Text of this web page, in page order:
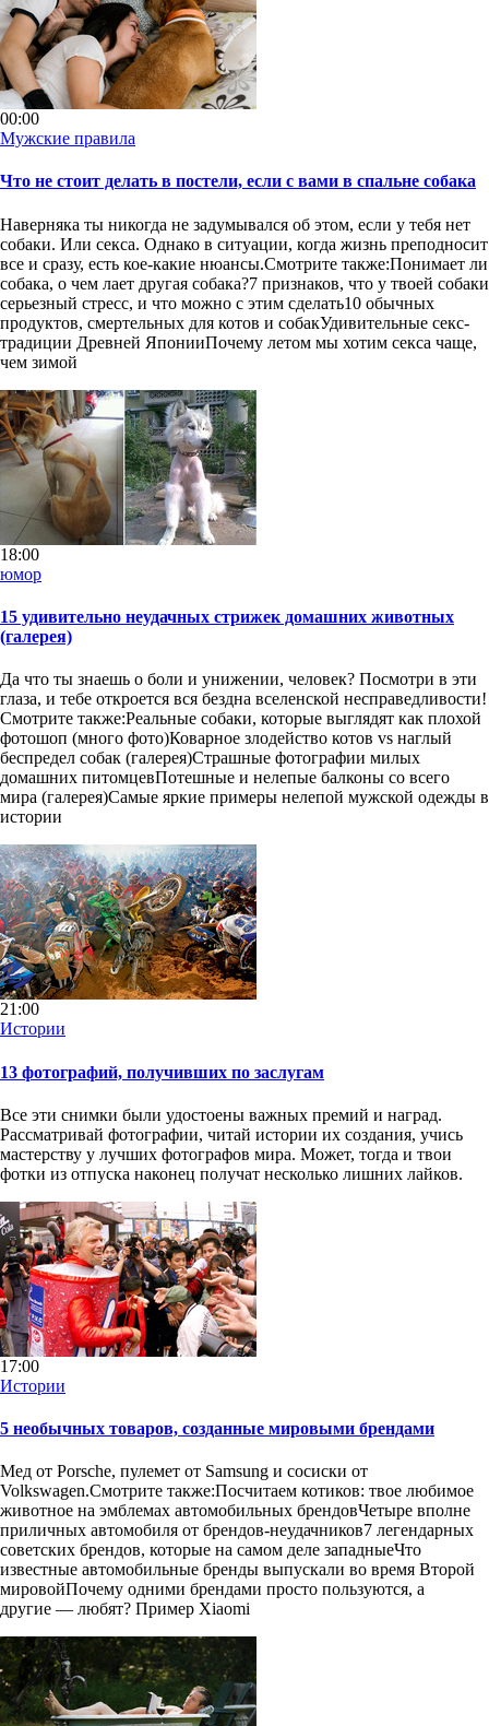
00:00
Мужские правила
Что не стоит делать в постели, если с вами в спальне собака
Наверняка ты никогда не задумывался об этом, если у тебя нет
собаки. Или секса. Однако в ситуации, когда жизнь преподносит
все и сразу, есть кое-какие нюансы.Смотрите также:Понимает ли
собака, о чем лает другая собака?7 признаков, что у твоей собаки
серьезный стресс, и что можно с этим сделать10 обычных
продуктов, смертельных для котов и собакУдивительные секс-
традиции Древней ЯпонииПочему летом мы хотим секса чаще,
чем зимой
18:00
юмор
15 удивительно неудачных стрижек домашних животных
(галерея)
Да что ты знаешь о боли и унижении, человек? Посмотри в эти
глаза, и тебе откроется вся бездна вселенской несправедливости!
Смотрите также:Реальные собаки, которые выглядят как плохой
фотошоп (много фото)Коварное злодейство котов vs наглый
беспредел собак (галерея)Страшные фотографии милых
домашних питомцевПотешные и нелепые балконы со всего
мира (галерея)Самые яркие примеры нелепой мужской одежды в
истории
21:00
Истории
13 фотографий, получивших по заслугам
Все эти снимки были удостоены важных премий и наград.
Рассматривай фотографии, читай истории их создания, учись
мастерству у лучших фотографов мира. Может, тогда и твои
фотки из отпуска наконец получат несколько лишних лайков.
17:00
Истории
5 необычных товаров, созданные мировыми брендами
Мед от Porsche, пулемет от Samsung и сосиски от
Volkswagen.Смотрите также:Посчитаем котиков: твое любимое
животное на эмблемах автомобильных брендовЧетыре вполне
приличных автомобиля от брендов-неудачников7 легендарных
советских брендов, которые на самом деле западныеЧто
известные автомобильные бренды выпускали во время Второй
мировойПочему одними брендами просто пользуются, а
другие — любят? Пример Xiaomi